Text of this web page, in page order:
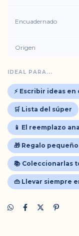
Encuadernado
Origen
IDEAL PARA...
⚡ Escribir ideas
🛒 Lista del súper
📱 El reemplazo
🎁 Regalo
📚 Coleccionarlas
👜 Llevar siempre